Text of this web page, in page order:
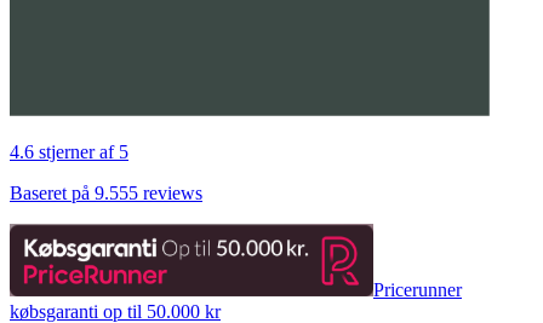
4.6 stjerner af 5
Baseret på 9.555 reviews
Pricerunner
købsgaranti op til 50.000 kr